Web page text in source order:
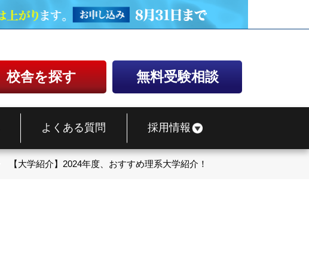
校舎を探す 無料受験相談
よくある質問 採用情報
【大学紹介】2024年度、おすすめ理系大学紹介！